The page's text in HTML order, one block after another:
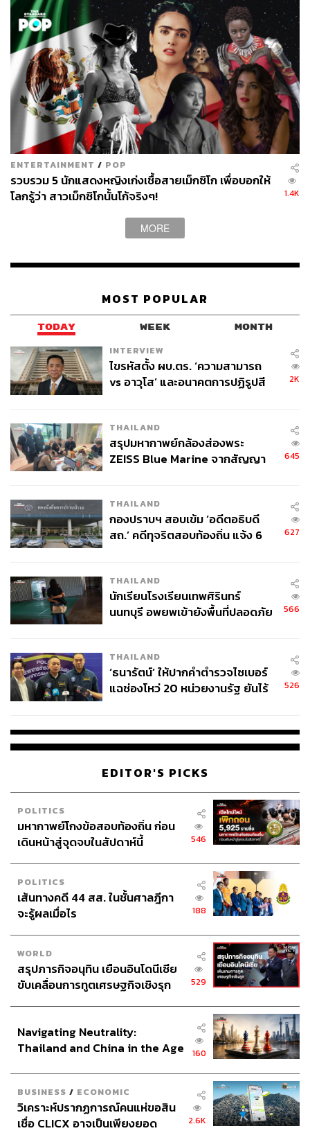
หมุน 540 องศา บนขาข้างเดียว อันเป็นท่าซิกเนเจอร์สำหรับ
การประกวดครั้งนี้ ก็ต้องใช้เวลาฝึกซ้อมถึง 3 เดือน นี่คือสิ่ง
เล็กๆ น้อยๆ ที่อาจเห็นบนเวทีแค่ไม่กี่นาที แต่มันจะทำให้เธอ
เป็นที่จดจำตลอดไป
2.โดดเด่นอย่างพอดีบนเวทีระดับโลก
ไม่พอ ดังนั้นก็ต้องสร้างจุดเด่นให้เป็นที่สนใจของแฟนๆ และ
กองประกวด ซึ่งอแมนด้าก็ทำออกมาได้ดีมิเสียแรงที่ขนชุดไป
กว่า 150 ชุด ขยันผลิตคอนเทนต์ให้เป็นกระแสตลอดช่วงเวลา
ชื่นชมคือท่วงท่าการเดิน และทักษะในการ ‘เก็บกล้อง’ แบบรู้
ว่ากล้องรัก และตอบแทนความรักของกล้องด้วยการเก็บทุก
กล้อง เป๊ะทุกมุม จนเชื่อสนิทใจว่าน่าจะได้กลับมาสักตำแหน่ง
ก่อนจะมาเฉลยว่าป้า
พอลล่า ชูการ์ต
3. พูดในสิ่งที่คิดบนพื้นฐานของความจริง
หลังจากครองตำแหน่ง Miss Universe Thailand ได้ไม่ถึง 1
สัปดาห์ อแมนด้าก็แสดงความคิดเห็นทางเมือง และแสดง
จุดยืน 5 ข้อที่เธอสนับสนุนคือ 1. ประชาธิปไตย 2. หลักการ
สิทธิมนุษยชน 3. ต่อต้านการใช้ความรุนแรงทุกรูปแบบ 4.
เสรีภาพในการพูดบนพื้นฐานความจริง 5. ความเท่าเทียมกัน
ของทุกคน ไม่หยุดอยู่แค่นั้น อแมนด้ายังแสดงความคิดเห็น
ประเด็นการเมืองและสังคมอีกหลายเรื่อง ทั้งกรณีที่วีระ แข็ง
กสิการ ปลัดกระทรวงศึกษาธิการ พูดถึงเรื่องการไว้ผมยาว
ของนักเรียน จนเกิด#ทรงผมบังเพื่อน โดยเธอทวีตข้อความ
“ผมยาวเป็นศอก และได้เกียรตินิยมจากแคนาดา” หรือกรณี
การบังคับใช้แอปพลิเคชันหมอชนะ เธอก็แสดงความเห็นผ่าน
Twitter เอาไว้ว่า “อยากเห็นความจริงจังในการจัดการผู้
กระทำผิดและเป็นต้นเหตุในการระบาดของเชื้อ เช่น ผู้เปิดให้
มีการลักลอบขนแรงงานต่างด้าว ผู้ที่ปล่อยให้มีการลักลอบ
เล่นการพนัน เหมือนกับที่จริงจังในการบังคับใช้กฎหมายกับ
ประชาชนผู้ได้รับผลกระทบแบบนี้อย่างเท่าเทียม”
ENTERTAINMENT / POP
รวบรวม 5 นักแสดงหญิงเก่งเชื้อสายเม็กซิโก เพื่อบอกให้
โลกรู้ว่า สาวเม็กซิโกนั้นโก้จริงๆ!
1.4K
MORE
MOST POPULAR
TODAY WEEK MONTH
INTERVIEW
ไขรหัสตั้ง ผบ.ตร. ‘ความสามารถ
vs อาวุโส’ และอนาคตการปฏิรูปสี
2K
THAILAND
สรุปมหากาพย์กล้องส่องพระ
ZEISS Blue Marine จากสัญญา
จ่ายหนี้-แอบระบุแบรนด์
645
THAILAND
กองปราบฯ สอบเข้ม ‘อดีตอธิบดี
สถ.’ คดีทุจริตสอบท้องถิ่น แจ้ง 6
627
THAILAND
นักเรียนโรงเรียนเทพศิรินทร์
นนทบุรี อพยพเข้ายังพื้นที่ปลอดภัย
566
THAILAND
‘ธนารัตน์’ ให้ปากคำตำรวจไซเบอร์
แฉช่องโหว่ 20 หน่วยงานรัฐ ยันไร้
526
EDITOR'S PICKS
POLITICS
มหากาพย์โกงข้อสอบท้องถิ่น ก่อน
เดินหน้าสู่จุดจบในสัปดาห์นี้
546
POLITICS
เส้นทางคดี 44 สส. ในชั้นศาลฎีกา
จะรู้ผลเมื่อไร
188
WORLD
สรุปภารกิจอนุทิน เยือนอินโดนีเซีย
ขับเคลื่อนการทูตเศรษฐกิจเชิงรุก
529
Navigating Neutrality:
Thailand and China in the Age
160
BUSINESS / ECONOMIC
วิเคราะห์ปรากฏการณ์คนแห่ขอสิน
เชื่อ CLICX อาจเป็นเพียงยอด
2.6K